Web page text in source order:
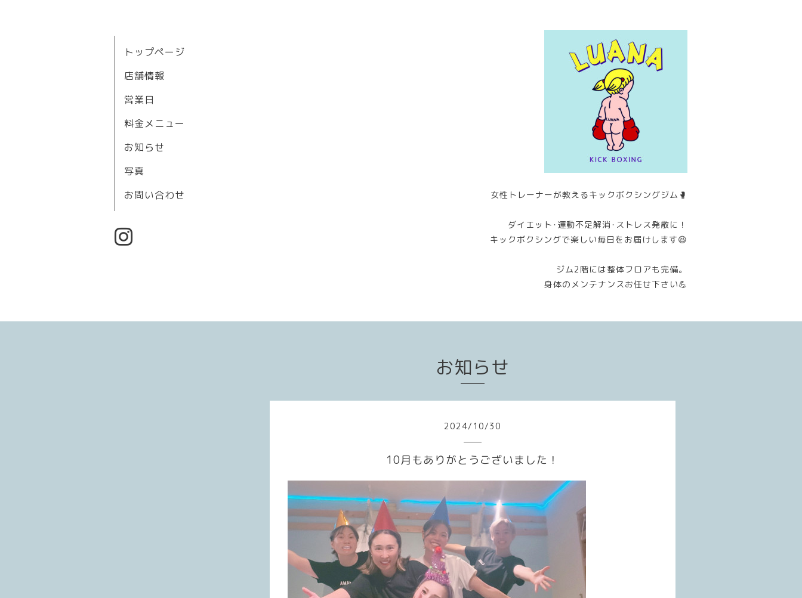
女性トレーナーが教えるキックボクシングジム🥊
ダイエット･運動不足解消･ストレス発散に！
キックボクシングで楽しい毎日をお届けします😆
ジム2階には整体フロアも完備。
身体のメンテナンスお任せ下さい💪
トップページ
店舗情報
営業日
料金メニュー
お知らせ
写真
お問い合わせ
お知らせ
2024/ 10/30
10月もありがとうございました！